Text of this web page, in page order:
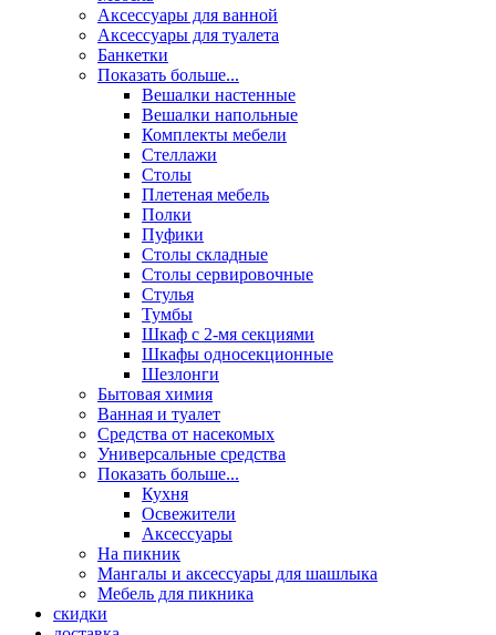
Аксессуары для ванной
Аксессуары для туалета
Банкетки
Показать больше...
Вешалки настенные
Вешалки напольные
Комплекты мебели
Стеллажи
Столы
Плетеная мебель
Полки
Пуфики
Столы складные
Столы сервировочные
Стулья
Тумбы
Шкаф с 2-мя секциями
Шкафы односекционные
Шезлонги
Бытовая химия
Ванная и туалет
Средства от насекомых
Универсальные средства
Показать больше...
Кухня
Освежители
Аксессуары
На пикник
Мангалы и аксессуары для шашлыка
Мебель для пикника
скидки